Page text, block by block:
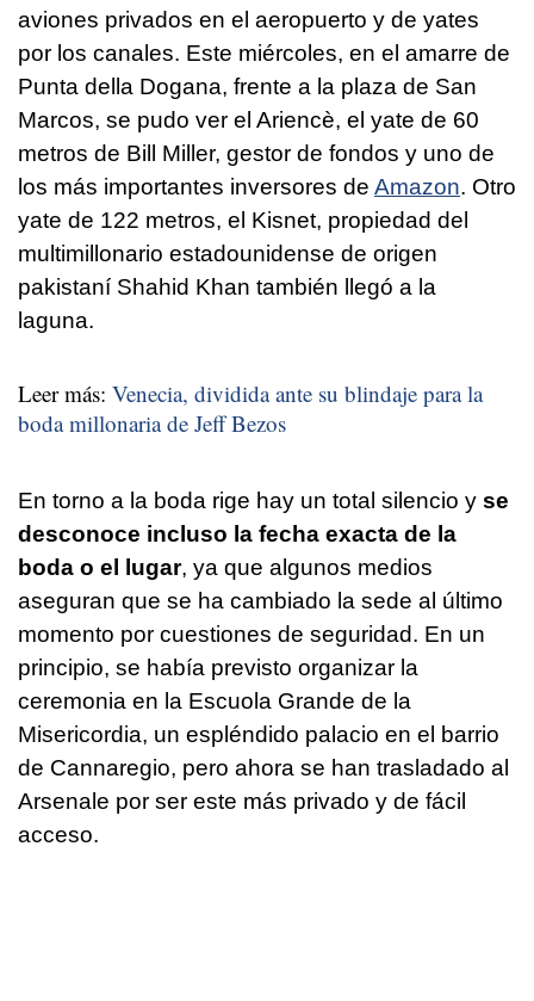
aviones privados en el aeropuerto y de yates
por los canales. Este miércoles, en el amarre de
Punta della Dogana, frente a la plaza de San
Marcos, se pudo ver el Ariencè, el yate de 60
metros de Bill Miller, gestor de fondos y uno de
los más importantes inversores de Amazon. Otro
yate de 122 metros, el Kisnet, propiedad del
multimillonario estadounidense de origen
pakistaní Shahid Khan también llegó a la
laguna.
Leer más: Venecia, dividida ante su blindaje para la
boda millonaria de Jeff Bezos
En torno a la boda rige hay un total silencio y se
desconoce incluso la fecha exacta de la
boda o el lugar, ya que algunos medios
aseguran que se ha cambiado la sede al último
momento por cuestiones de seguridad. En un
principio, se había previsto organizar la
ceremonia en la Escuola Grande de la
Misericordia, un espléndido palacio en el barrio
de Cannaregio, pero ahora se han trasladado al
Arsenale por ser este más privado y de fácil
acceso.